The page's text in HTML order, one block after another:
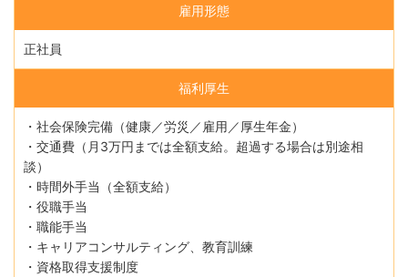
雇用形態
正社員
福利厚生
・社会保険完備（健康／労災／雇用／厚生年金）
・交通費（月3万円までは全額支給。超過する場合は別途相
談）
・時間外手当（全額支給）
・役職手当
・職能手当
・キャリアコンサルティング、教育訓練
・資格取得支援制度